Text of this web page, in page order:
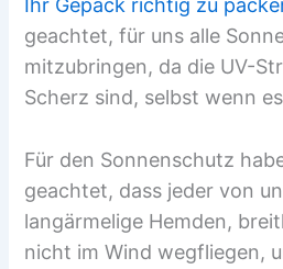
Ihr Gepäck richtig zu
geachtet, für uns alle
mitzubringen, da die UV-
Scherz sind, selbst wenn
Für den Sonnenschutz
geachtet, dass jeder von
langärmelige Hemden,
nicht im Wind wegfliegen,